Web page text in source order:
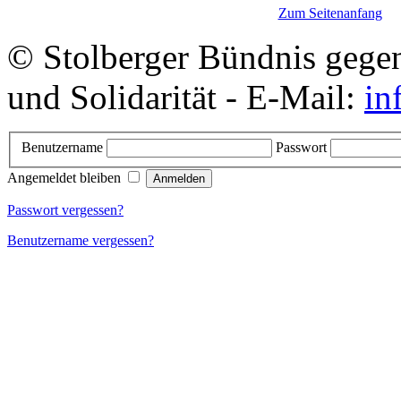
Zum Seitenanfang
© Stolberger Bündnis
und Solidarität - E-Mail:
Benutzername
Passwort
Angemeldet bleiben
Passwort vergessen?
Benutzername vergessen?